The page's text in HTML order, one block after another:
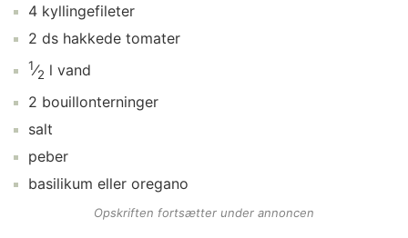
4 kyllingefileter
2 ds hakkede tomater
1⁄2 l vand
2 bouillonterninger
salt
peber
basilikum eller oregano
Opskriften fortsætter under annoncen